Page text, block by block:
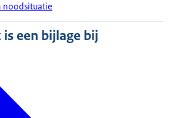
noodsituatie
een bijlage bij